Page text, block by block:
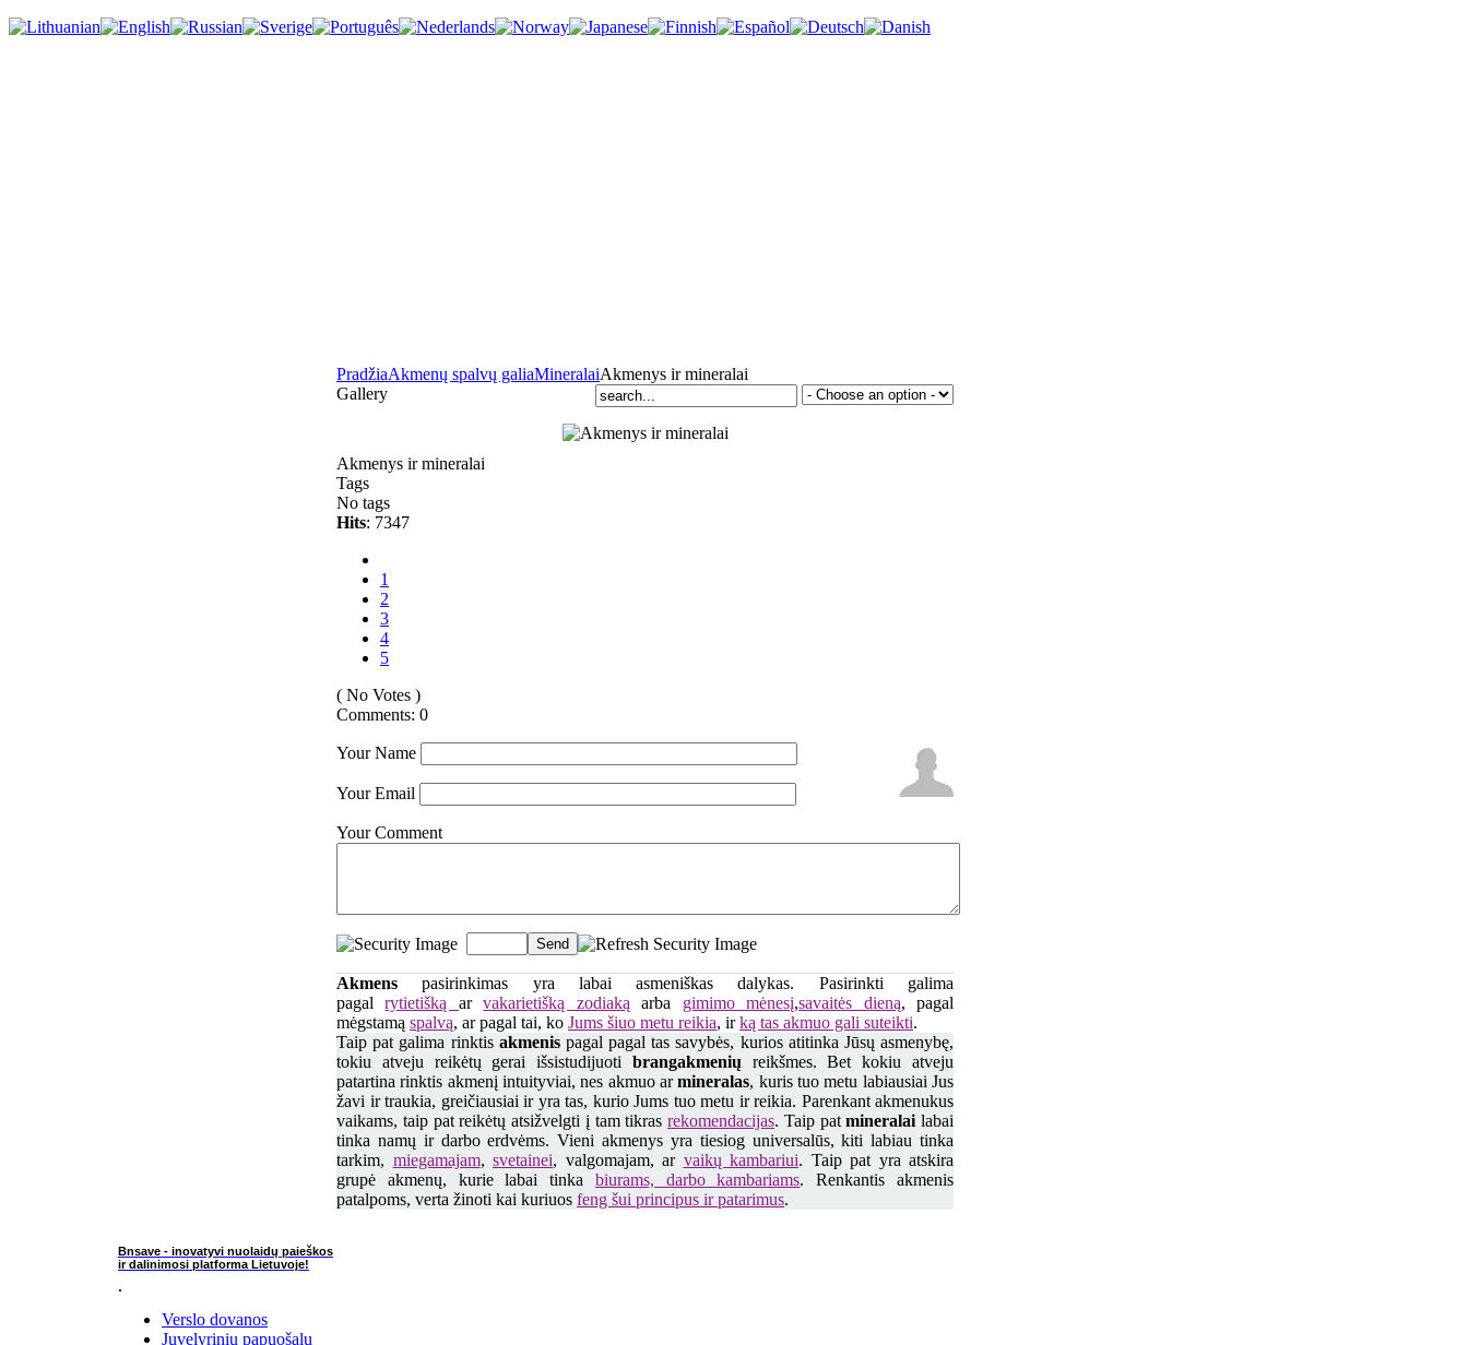
PradžiaAkmenų spalvų galiaMineralaiAkmenys ir mineralai
Gallery
Akmenys ir mineralai
Tags
No tags
Hits: 7347
1
2
3
4
5
( No Votes )
Comments: 0
Your Name
Your Email
Your Comment
Send
Akmenspasirinkimas yra labai asmeniškas dalykas. Pasirinkti galima
pagalrytietišką arvakarietišką zodiaką arba gimimo mėnesį,savaitės dieną, pagal
mėgstamą spalvą, ar pagal tai, ko Jums šiuo metu reikia, irką tas akmuo gali suteikti.
Taip pat galima rinktis akmenis pagal pagal tas savybės, kurios atitinka Jūsų asmenybę,
tokiu atveju reikėtų gerai išsistudijuoti brangakmenių reikšmes. Bet kokiu atveju
patartina rinktis akmenį intuityviai, nes akmuo armineralas, kuris tuo metu labiausiai Jus
žavi ir traukia, greičiausiai ir yra tas, kurio Jums tuo metu ir reikia. Parenkant akmenukus
vaikams, taip pat reikėtų atsižvelgti į tam tikras rekomendacijas. Taip patmineralai labai
tinka namų ir darbo erdvėms. Vieni akmenys yra tiesiog universalūs, kiti labiau tinka
tarkim, miegamajam, svetainei, valgomajam, ar vaikų kambariui. Taip pat yra atskira
grupė akmenų, kurie labai tinka biurams, darbo kambariams. Renkantis akmenis
patalpoms, verta žinoti kai kuriuos feng šui principus ir patarimus.
Bnsave - inovatyvi nuolaidų paieškos
ir dalinimosi platforma Lietuvoje!
Verslo dovanos
Juvelyrinių papuošalų